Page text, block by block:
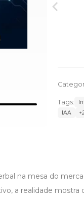
Tags:
IAA
na mesa do
a realidade